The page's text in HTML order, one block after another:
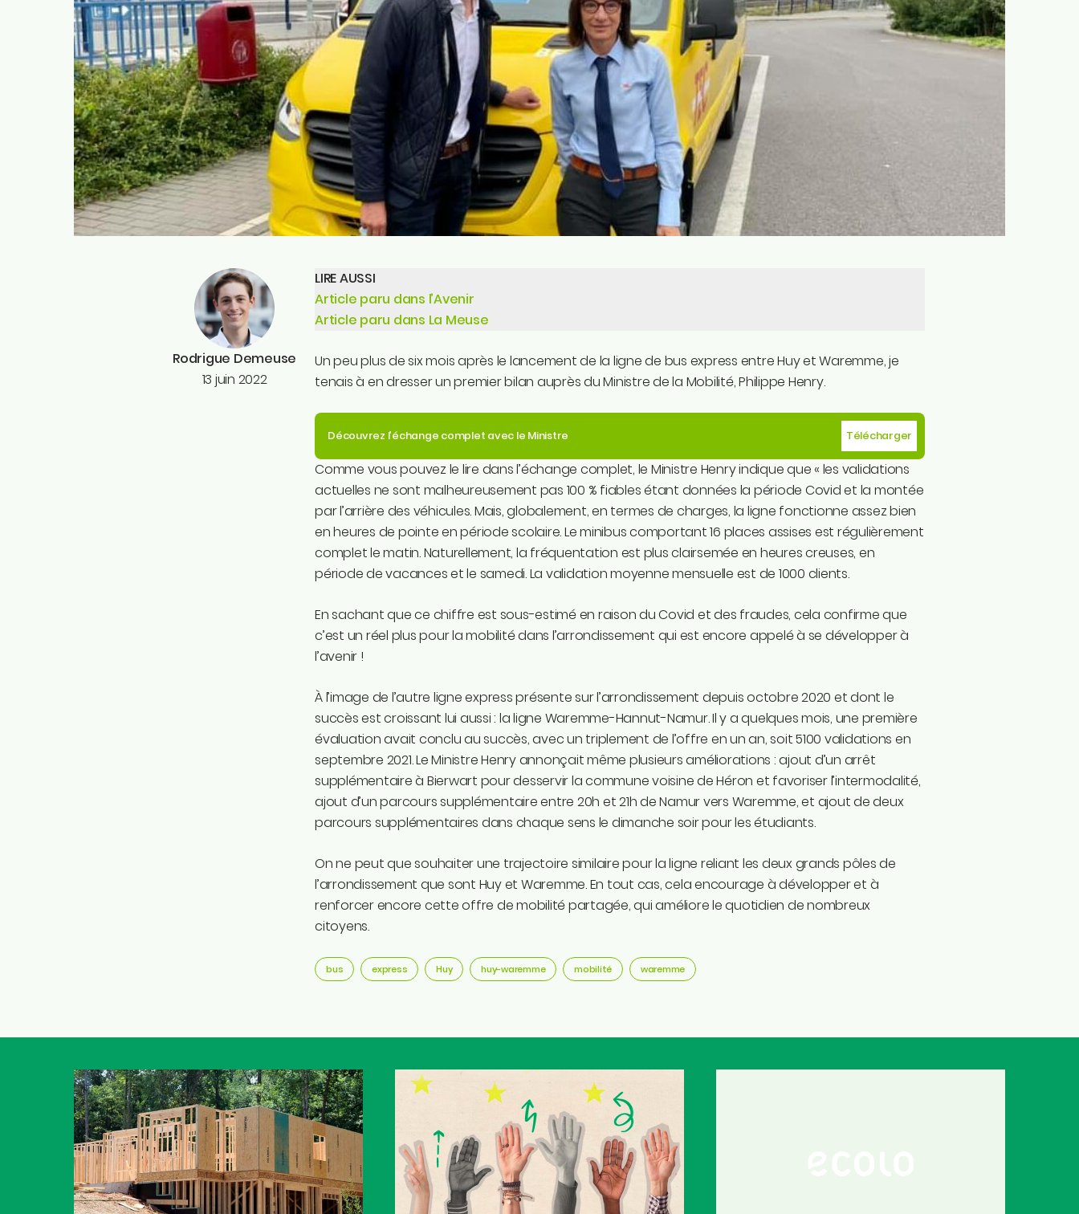
Rodrigue Demeuse
13 juin 2022
LIRE AUSSI
Article paru dans l’Avenir
Article paru dans La Meuse
Un peu plus de six mois après le lancement de la ligne de bus express entre Huy et Waremme, je
tenais à en dresser un premier bilan auprès du Ministre de la Mobilité, Philippe Henry.
Découvrez l’échange complet avec le Ministre Télécharger
Comme vous pouvez le lire dans l’échange complet, le Ministre Henry indique que « les validations
actuelles ne sont malheureusement pas 100 % fiables étant données la période Covid et la montée
par l’arrière des véhicules. Mais, globalement, en termes de charges, la ligne fonctionne assez bien
en heures de pointe en période scolaire. Le minibus comportant 16 places assises est régulièrement
complet le matin. Naturellement, la fréquentation est plus clairsemée en heures creuses, en
période de vacances et le samedi. La validation moyenne mensuelle est de 1000 clients.
En sachant que ce chiffre est sous-estimé en raison du Covid et des fraudes, cela confirme que
c’est un réel plus pour la mobilité dans l’arrondissement qui est encore appelé à se développer à
l’avenir !
À l’image de l’autre ligne express présente sur l’arrondissement depuis octobre 2020 et dont le
succès est croissant lui aussi : la ligne Waremme-Hannut-Namur. Il y a quelques mois, une première
évaluation avait conclu au succès, avec un triplement de l’offre en un an, soit 5100 validations en
septembre 2021. Le Ministre Henry annonçait même plusieurs améliorations : ajout d’un arrêt
supplémentaire à Bierwart pour desservir la commune voisine de Héron et favoriser l’intermodalité,
ajout d’un parcours supplémentaire entre 20h et 21h de Namur vers Waremme, et ajout de deux
parcours supplémentaires dans chaque sens le dimanche soir pour les étudiants.
On ne peut que souhaiter une trajectoire similaire pour la ligne reliant les deux grands pôles de
l’arrondissement que sont Huy et Waremme. En tout cas, cela encourage à développer et à
renforcer encore cette offre de mobilité partagée, qui améliore le quotidien de nombreux
citoyens.
bus express Huy huy-waremme mobilité waremme